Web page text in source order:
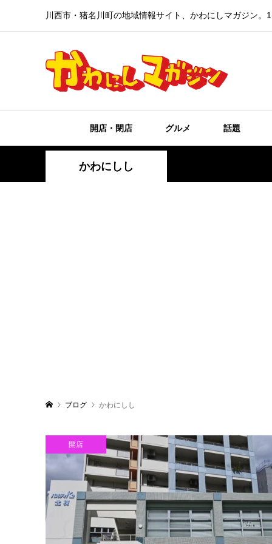
川西市・猪名川町の地域情報サイト、かわにしマガジン。
開店・閉店 グルメ 話題
かわにしし
ブログ かわにしし
開店